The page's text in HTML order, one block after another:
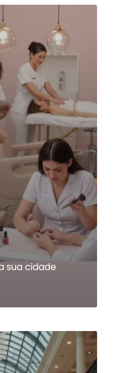
sua cidade